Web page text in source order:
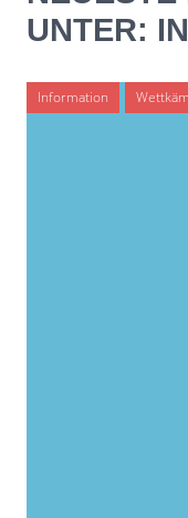
UNTER:
Information